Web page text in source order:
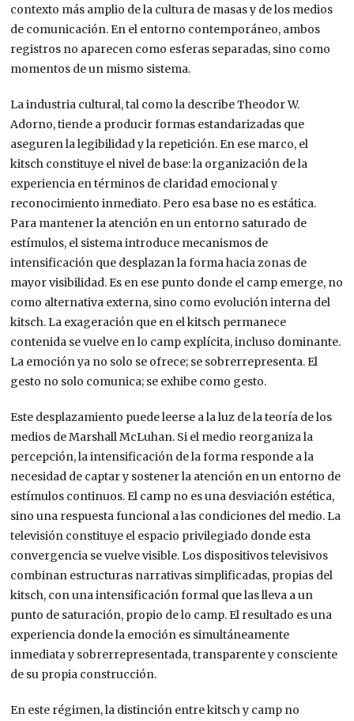
contexto más amplio de la cultura de masas y de los medios
de comunicación. En el entorno contemporáneo, ambos
registros no aparecen como esferas separadas, sino como
momentos de un mismo sistema.
La industria cultural, tal como la describe Theodor W.
Adorno, tiende a producir formas estandarizadas que
aseguren la legibilidad y la repetición. En ese marco, el
kitsch constituye el nivel de base: la organización de la
experiencia en términos de claridad emocional y
reconocimiento inmediato. Pero esa base no es estática.
Para mantener la atención en un entorno saturado de
estímulos, el sistema introduce mecanismos de
intensificación que desplazan la forma hacia zonas de
mayor visibilidad. Es en ese punto donde el camp emerge, no
como alternativa externa, sino como evolución interna del
kitsch. La exageración que en el kitsch permanece
contenida se vuelve en lo camp explícita, incluso dominante.
La emoción ya no solo se ofrece; se sobrerrepresenta. El
gesto no solo comunica; se exhibe como gesto.
Este desplazamiento puede leerse a la luz de la teoría de los
medios de Marshall McLuhan. Si el medio reorganiza la
percepción, la intensificación de la forma responde a la
necesidad de captar y sostener la atención en un entorno de
estímulos continuos. El camp no es una desviación estética,
sino una respuesta funcional a las condiciones del medio. La
televisión constituye el espacio privilegiado donde esta
convergencia se vuelve visible. Los dispositivos televisivos
combinan estructuras narrativas simplificadas, propias del
kitsch, con una intensificación formal que las lleva a un
punto de saturación, propio de lo camp. El resultado es una
experiencia donde la emoción es simultáneamente
inmediata y sobrerrepresentada, transparente y consciente
de su propia construcción.
En este régimen, la distinción entre kitsch y camp no